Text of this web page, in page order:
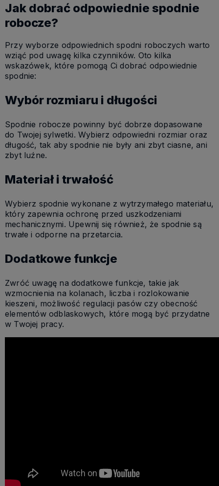
Jak dobrać odpowiednie spodnie
robocze?
Przy wyborze odpowiednich spodni roboczych warto
wziąć pod uwagę kilka czynników. Oto kilka
wskazówek, które pomogą Ci dobrać odpowiednie
spodnie:
Wybór rozmiaru i długości
Spodnie robocze powinny być dobrze dopasowane
do Twojej sylwetki. Wybierz odpowiedni rozmiar oraz
długość, tak aby spodnie nie były ani zbyt ciasne, ani
zbyt luźne.
Materiał i trwałość
Wybierz spodnie wykonane z wytrzymałego materiału,
który zapewnia ochronę przed uszkodzeniami
mechanicznymi. Upewnij się również, że spodnie są
trwałe i odporne na przetarcia.
Dodatkowe funkcje
Zwróć uwagę na dodatkowe funkcje, takie jak
wzmocnienia na kolanach, liczba i rozlokowanie
kieszeni, możliwość regulacji pasów czy obecność
elementów odblaskowych, które mogą być przydatne
w Twojej pracy.